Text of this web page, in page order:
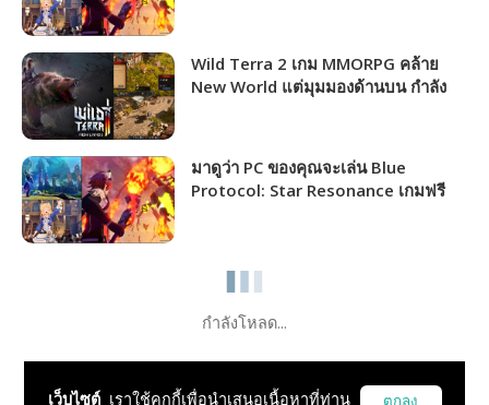
Wild Terra 2 เกม MMORPG คล้าย
New World แต่มุมมองด้านบน กำลัง
มาดูว่า PC ของคุณจะเล่น Blue
Protocol: Star Resonance เกมฟรี
กำลังโหลด...
เว็บไซต์ เราใช้คุกกี้เพื่อนำเสนอเนื้อหาที่ท่าน ตกลง